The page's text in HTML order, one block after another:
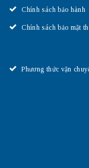
Chính sách bảo hành
Chính sách bảo mật
Phương thức vận